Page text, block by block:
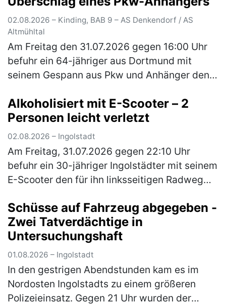
von Irgert…(mehr)
02.08.2026 – Kinding, BAB 9 – AS Denkendorf / AS
Altmühltal
Am Freitag den 31.07.2026 gegen 16:00 Uhr
befuhr ein 64-jähriger aus Dortmund mit
seinem Gespann aus Pkw und Anhänger den
Der Anhänger selbst war mit ei…(mehr)
Alkoholisiert mit E-Scooter – 2
Personen leicht verletzt
02.08.2026 – Ingolstadt
Am Freitag, 31.07.2026 gegen 22:10 Uhr
befuhr ein 30-jähriger Ingolstädter mit seinem
E-Scooter den für ihn linksseitigen Radweg
Ringstraße kommend in Richt… (mehr)
Schüsse auf Fahrzeug abgegeben -
Zwei Tatverdächtige in
Untersuchungshaft
01.08.2026 – Ingolstadt
In den gestrigen Abendstunden kam es im
Nordosten Ingolstadts zu einem größeren
Polizeieinsatz. Gegen 21 Uhr wurden der